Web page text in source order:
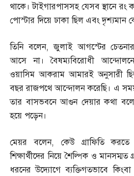
থাকে। টাইগারপাসসহ যেসব স্থানে রং
পোস্টার দিয়ে ঢাকা ছিল এবং দৃশ্যমান
তিনি বলেন,জুলাই আগস্টের চেতনার
আসে না। বৈষম্যবিরোধী আন্দোলনে
ওয়াসিম আকরাম আমারই অনুসারী
বছর রাজপথে আন্দোলন করেছি। এ
তার বাসভবনে আগুন দেয়ার কথা
হয়ে পড়েন।
মেয়র বলেন, কেউ গ্রাফিতি
শিক্ষার্থীদের নিয়ে শৈল্পিক ও
ধরনের উদ্যোগে ব্যক্তিগতভাবে